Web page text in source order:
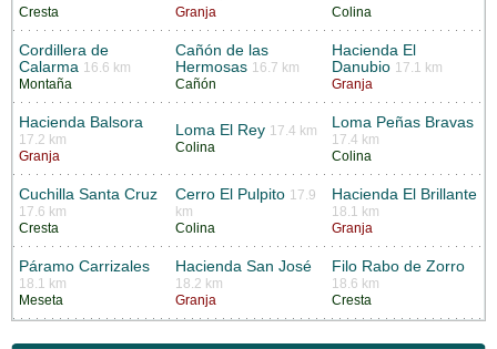
Cresta
Granja
Colina
Cordillera de
Calarma 16.6 km
Montaña
Cañón de las
Hermosas 16.7 km
Cañón
Hacienda El
Danubio 17.1 km
Granja
Hacienda Balsora
17.2 km
Granja
Loma El Rey 17.4 km
Colina
Loma Peñas Bravas
17.4 km
Colina
Cuchilla Santa Cruz
17.6 km
Cresta
Cerro El Pulpito 17.9
km
Colina
Hacienda El Brillante
18.1 km
Granja
Páramo Carrizales
18.1 km
Meseta
Hacienda San José
18.2 km
Granja
Filo Rabo de Zorro
18.6 km
Cresta